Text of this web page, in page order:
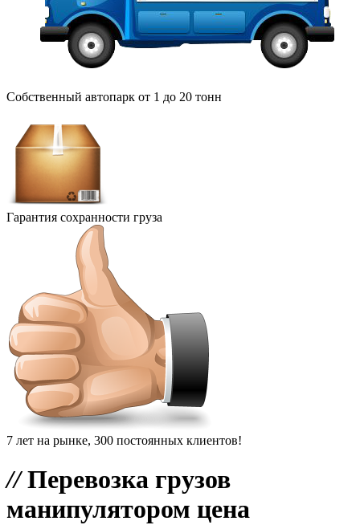
Собственный автопарк от 1 до 20 тонн
Гарантия сохранности груза
7 лет на рынке, 300 постоянных клиентов!
//Перевозка грузов
манипулятором цена